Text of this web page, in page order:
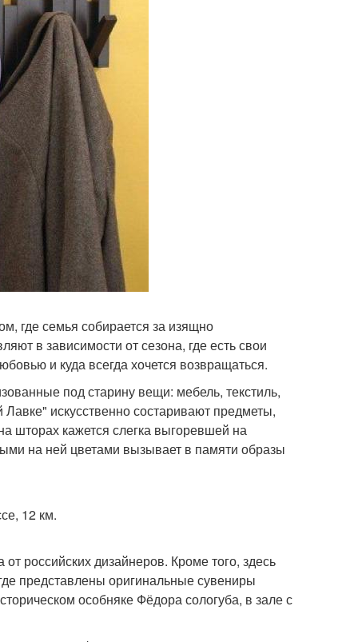
где семья собирается за изящно
в зависимости от сезона, где есть свои
и куда всегда хочется возвращаться.
под старину вещи: мебель, текстиль,
искусственно состаривают предметы,
шторах кажется слегка выгоревшей на
на ней цветами вызывает в памяти образы
12 км.
российских дизайнеров. Кроме того, здесь
представлены оригинальные сувениры
особняке Фёдора сологуба, в зале с